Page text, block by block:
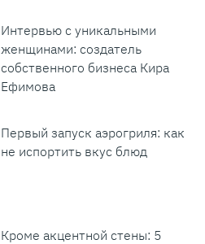
Интервью с уникальными
женщинами: создатель
собственного бизнеса Кира
Ефимова
Первый запуск аэрогриля: как
не испортить вкус блюд
Кроме акцентной стены: 5